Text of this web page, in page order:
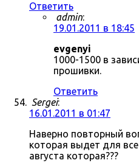
Ответить
admin:
19.01.2011 в 18:45
evgenyi
1000-1500 в
прошивки.
Ответить
Sergei:
16.01.2011 в 01:47
Наверно повторный
которая выдет для
августа которая???